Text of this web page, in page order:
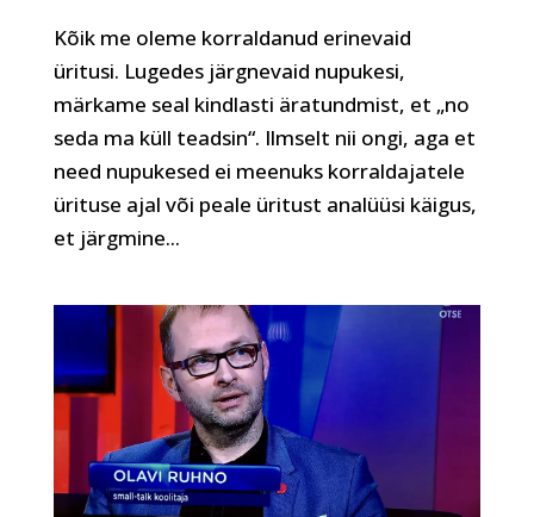
Kõik me oleme korraldanud erinevaid
üritusi. Lugedes järgnevaid nupukesi,
märkame seal kindlasti äratundmist, et „no
seda ma küll teadsin“. Ilmselt nii ongi, aga et
need nupukesed ei meenuks korraldajatele
ürituse ajal või peale üritust analüüsi käigus,
et järgmine...